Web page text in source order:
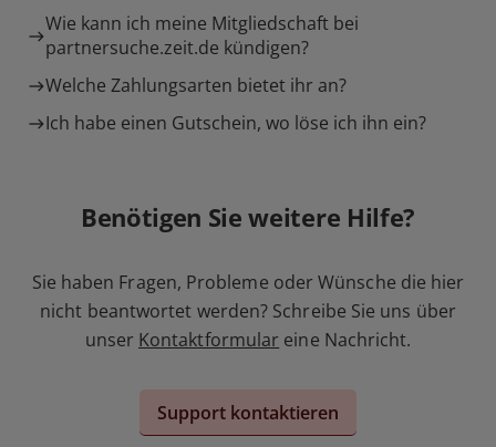
Wie kann ich meine Mitgliedschaft bei
partnersuche.zeit.de kündigen?
Welche Zahlungsarten bietet ihr an?
Ich habe einen Gutschein, wo löse ich ihn ein?
Benötigen Sie weitere Hilfe?
Sie haben Fragen, Probleme oder Wünsche die hier
nicht beantwortet werden? Schreibe Sie uns über
unser Kontaktformular eine Nachricht.
Support kontaktieren